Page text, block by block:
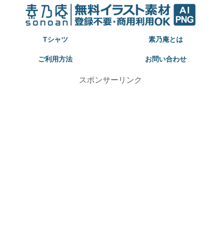
Tシャツ 素乃庵とは
ご利用方法 お問い合わせ
スポンサーリンク